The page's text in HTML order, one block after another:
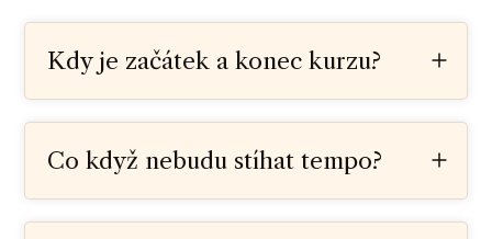
Kdy je začátek a konec kurzu?
Co když nebudu stíhat tempo?